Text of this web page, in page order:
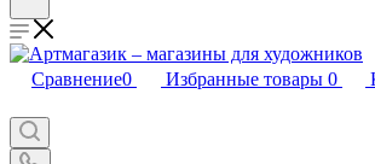
Сравнение0 Избранные товары 0